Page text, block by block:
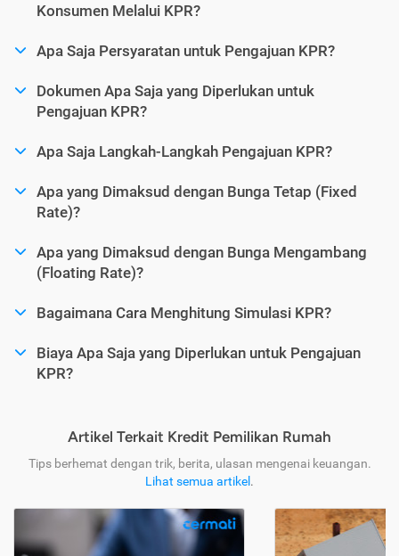
Konsumen Melalui KPR?
Apa Saja Persyaratan untuk Pengajuan KPR?
Dokumen Apa Saja yang Diperlukan untuk
Pengajuan KPR?
Apa Saja Langkah-Langkah Pengajuan KPR?
Apa yang Dimaksud dengan Bunga Tetap (Fixed
Rate)?
Apa yang Dimaksud dengan Bunga Mengambang
(Floating Rate)?
Bagaimana Cara Menghitung Simulasi KPR?
Biaya Apa Saja yang Diperlukan untuk Pengajuan
KPR?
Artikel Terkait Kredit Pemilikan Rumah
Tips berhemat dengan trik, berita, ulasan mengenai keuangan.
Lihat semua artikel .